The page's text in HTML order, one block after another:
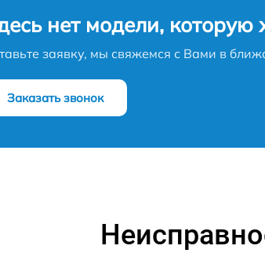
нет модели, которую
заявку, мы свяжемся с Вами в
Заказать звонок